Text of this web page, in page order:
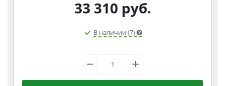
33 310 руб.
В наличии (7)